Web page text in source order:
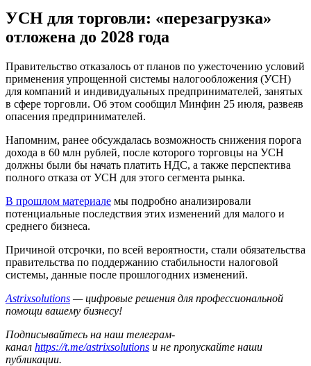
УСН для торговли: «перезагрузка»
отложена до 2028 года
Правительство отказалось от планов по ужесточению условий
применения упрощенной системы налогообложения (УСН)
для компаний и индивидуальных предпринимателей, занятых
в сфере торговли. Об этом сообщил Минфин 25 июля, развеяв
опасения предпринимателей.
Напомним, ранее обсуждалась возможность снижения порога
дохода в 60 млн рублей, после которого торговцы на УСН
должны были бы начать платить НДС, а также перспектива
полного отказа от УСН для этого сегмента рынка.
В прошлом материале мы подробно анализировали
потенциальные последствия этих изменений для малого и
среднего бизнеса.
Причиной отсрочки, по всей вероятности, стали обязательства
правительства по поддержанию стабильности налоговой
системы, данные после прошлогодних изменений.
Astrixsolutions — цифровые решения для профессиональной
помощи вашему бизнесу!
Подписывайтесь на наш телеграм-
канал https://t.me/astrixsolutions и не пропускайте наши
публикации.